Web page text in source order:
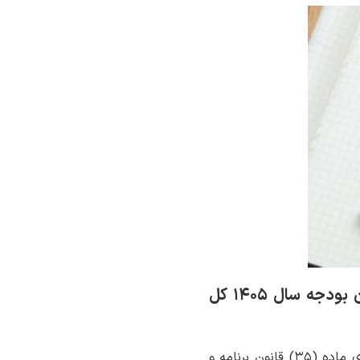
بخشنامه به کلیه دستگاه‌های اجرایی در اجرای ماده (۵۸) ضوابط اجرایی قانون بودجه سال ۱۴۰۵ کل